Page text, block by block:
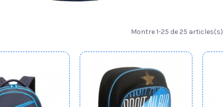
Montre 1-25 de 25 articles(s)